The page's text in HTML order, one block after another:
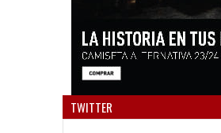
TWITTER